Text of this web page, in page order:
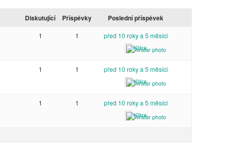
Diskutující Příspěvky Poslední příspěvek
1 1 před 10 roky a 5 měsíci
Klára
1 1 před 10 roky a 5 měsíci
Klára
1 1 před 10 roky a 5 měsíci
Klára